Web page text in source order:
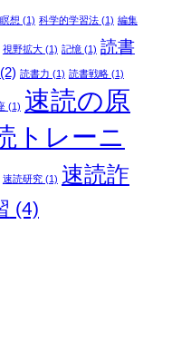
瞑想 (1) 科学的学習法(1) 編集
視野拡大(1) 記憶(1) 読書
(2) 読書力 (1) 読書戦略(1)
(1) 速読の原
トレーニ
速読研究(1) 速読詐
(4)